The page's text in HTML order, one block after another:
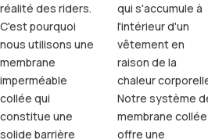
réalité des riders.
C'est pourquoi
nous utilisons une
membrane
imperméable
collée qui
constitue une
solide barrière
qui s'accumule à
l'intérieur d'un
vêtement en
raison de la
chaleur
Notre système
membrane collée
offre une